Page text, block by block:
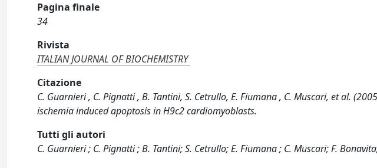
Pagina finale
34
Rivista
ITALIAN JOURNAL OF BIOCHEMISTRY
Citazione
C. Guarnieri , C. Pignatti , B. Tantini, S. Cetrullo, E. Fiumana , C. Muscari, et al.
ischemia induced apoptosis in H9c2 cardiomyoblasts.
Tutti gli autori
C. Guarnieri ; C. Pignatti ; B. Tantini; S. Cetrullo; E. Fiumana ; C. Muscari; F.